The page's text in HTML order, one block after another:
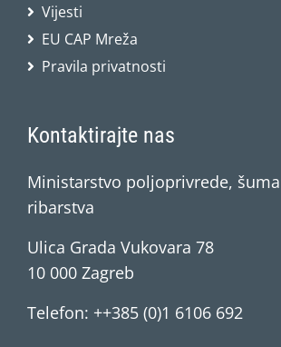
Vijesti
EU CAP Mreža
Pravila privatnosti
Kontaktirajte nas
Ministarstvo poljoprivrede,
ribarstva
Ulica Grada Vukovara 78
10 000 Zagreb
Telefon: ++385 (0)1 6106 692